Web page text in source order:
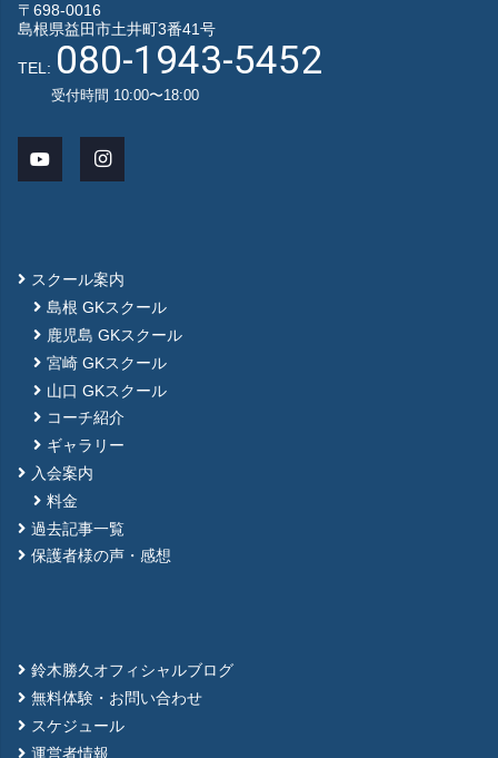
〒698-0016
島根県益田市土井町3番41号
TEL: 080-1943-5452
受付時間 10:00〜18:00
スクール案内
島根 GKスクール
鹿児島 GKスクール
宮崎 GKスクール
山口 GKスクール
コーチ紹介
ギャラリー
入会案内
料金
過去記事一覧
保護者様の声・感想
鈴木勝久オフィシャルブログ
無料体験・お問い合わせ
スケジュール
運営者情報